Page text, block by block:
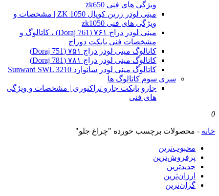
ویژگی های فنی zk650
مینی لودر زرین کوپال ZK 1050 | مشخصات و
ویژگی های فنی zk1050
مینی لودر دراج ۷۶۱ (Doraj 761) ، کاتالوگ و
مشخصات فنی بابکت دوراج
کاتالوگ مینی لودر دراج ۷۵۱ (Doraj 751)
کاتالوگ مینی لودر دراج ۷۸۱ (Doraj 781)
کاتالوگ مینی لودر سانوارد Sunward SWL 3210
سری سوم کاتالوگ ها
جارو بابکت جارو تراکتوری | مشخصات و ویژگی
های فنی
0
خانه - محصولات برچسب خورده "چراغ جلو"
محبوب‌ترین
پرفروش‌ترین
جدیدترین
ارزان‌ترین
گران‌ترین